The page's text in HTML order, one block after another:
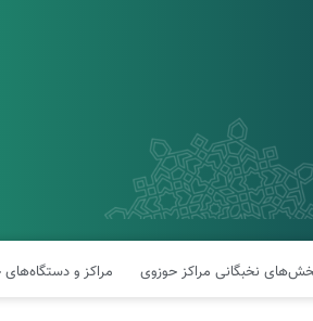
نخبگانی مراکز حوزوی مراکز و دستگاه‌های